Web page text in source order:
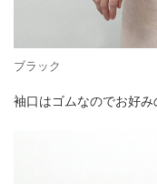
ブラック
袖口はゴムなのでお好み